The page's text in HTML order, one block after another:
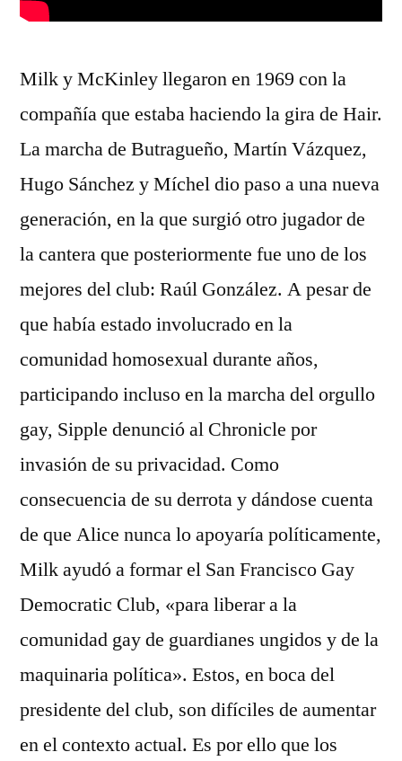
Milk y McKinley llegaron en 1969 con la
compañía que estaba haciendo la gira de Hair.
La marcha de Butragueño, Martín Vázquez,
Hugo Sánchez y Míchel dio paso a una nueva
generación, en la que surgió otro jugador de
la cantera que posteriormente fue uno de los
mejores del club: Raúl González. A pesar de
que había estado involucrado en la
comunidad homosexual durante años,
participando incluso en la marcha del orgullo
gay, Sipple denunció al Chronicle por
invasión de su privacidad. Como
consecuencia de su derrota y dándose cuenta
de que Alice nunca lo apoyaría políticamente,
Milk ayudó a formar el San Francisco Gay
Democratic Club, «para liberar a la
comunidad gay de guardianes ungidos y de la
maquinaria política». Estos, en boca del
presidente del club, son difíciles de aumentar
en el contexto actual. Es por ello que los